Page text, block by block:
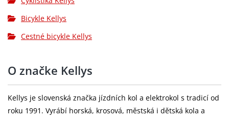
Hlavové
složení:
nýtované)
Přední náboj: NOVATEC Disc (32 děr)
Pláště:
SCHWALBE Smart Sam Performance 42-
Bicykle Kellys
Cestné bicykle Kellys
O značke Kellys
Kellys je slovenská značka jízdních kol a elektrokol s tradicí od
roku 1991. Vyrábí horská, krosová, městská i dětská kola a